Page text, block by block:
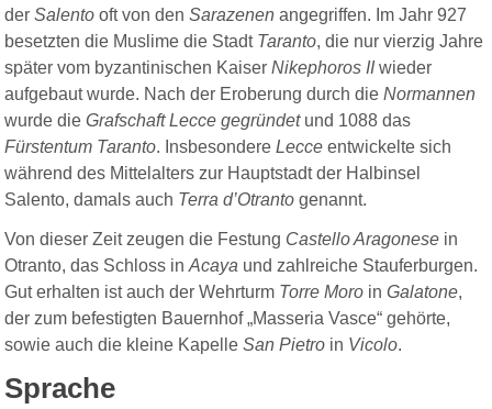
derSalento oft von denSarazenen angegriffen. Im Jahr 927
besetzten die Muslime die Stadt Taranto, die nur vierzig Jahre
später vom byzantinischen KaiserNikephoros IIwieder
aufgebaut wurde. Nach der Eroberung durch dieNormannen
wurde dieGrafschaft Lecce gegründetund 1088 das
Fürstentum Taranto. InsbesondereLecce entwickelte sich
während des Mittelalters zur Hauptstadt der Halbinsel
Salento, damals auch Terra d’Otranto genannt.
Von dieser Zeit zeugen die Festung Castello Aragonese in
Otranto, das Schloss inAcaya und zahlreiche Stauferburgen.
Gut erhalten ist auch der Wehrturm Torre Moro inGalatone,
der zum befestigten Bauernhof „Masseria Vasce“ gehörte,
sowie auch die kleine KapelleSan Pietro in Vicolo.
Sprache